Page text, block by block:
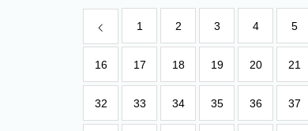
1 2 3 4 5
16 17 18 19 20 21
32 33 34 35 36 37